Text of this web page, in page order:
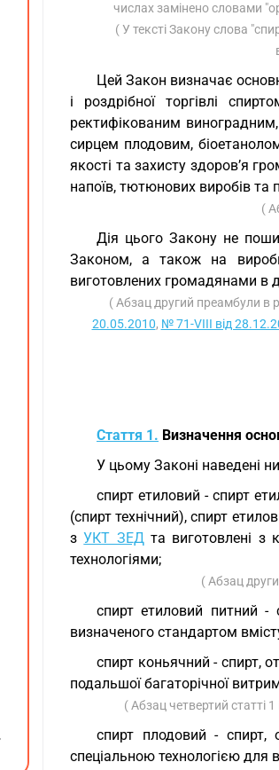
числах замінено словами
( У тексті Закону слова
Цей Закон визначає
і роздрібної торгівлі
ректифікованим
сирцем плодовим,
якості та захисту здоров’я
напоїв, тютюнових виробів та
(
Дія цього Закону не
Законом, а також на
виготовлених громадянами в
( Абзац другий преамбули в
20.05.2010, № 71-VIII від
Стаття 1. Визначення
У цьому Законі наведені
спирт етиловий - спирт
(спирт технічний), спирт
зУКТ ЗЕДта виготовлені з
технологіями;
( Абзац
спирт етиловий питний -
визначеного стандартом
спирт коньячний - спирт,
подальшої багаторічної
( Абзац четвертий статті
спирт плодовий - спирт,
спеціальною технологією для